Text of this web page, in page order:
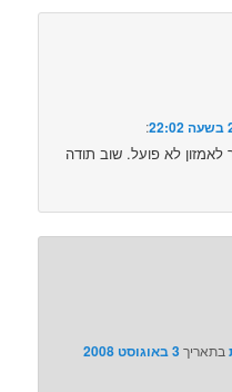
:‏
לא פועל. שוב תודה
בתאריך
3 באוגוסט 2008